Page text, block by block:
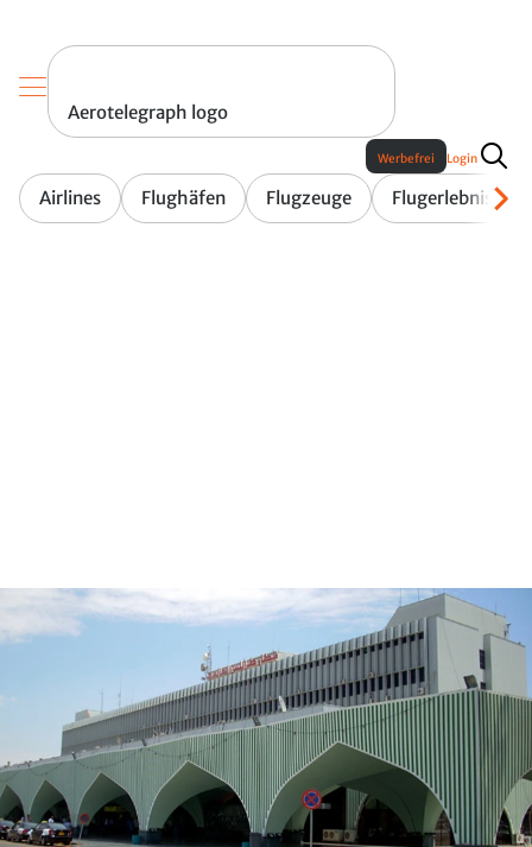
Aerotelegraph logo
Airlines Flughäfen Flugzeuge Flugerlebnis
Werbefrei Login